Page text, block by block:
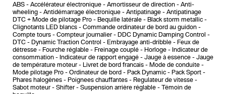
ABS Accélérateur électronique Amortisseur de direction
Anti-
wheeling
Antidémarrage électronique Antipatinage
Antipatinage
DTC + Mode de pilotage Pro
Bequille latérale
Black storm metallic
Clignotants LED blancs
Commande ordinateur de bord au guidon
Compte tours
Compteur journalier
DDC Dynamic Damping Control
DTC - Dynamic Traction Control
Embrayage anti-dribble
Feux de
détresse
Fourche réglable Freinage couplé Horloge
Indicateur de
consommation
Indicateur de rapport engagé Jauge à essence
Jauge
de température moteur
Livret de bord francais
Mode de conduite
Mode pilotage Pro
Ordinateur de bord Pack Dynamic
Pack Sport
Phares halogènes
Poignees chauffantes
Regulateur de vitesse
Sabot moteur
Shifter Suspension arrière réglable
Témoin de